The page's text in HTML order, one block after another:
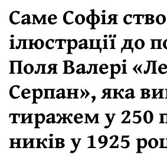
Саме Софія
ілюстрації до
Поля Валері «Ле
Серпан», яка
тиражем у 250
ників у 1925